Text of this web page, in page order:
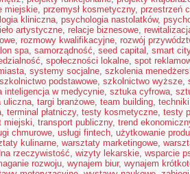
miejskie, przemysł kosmetyczny, przestrzeń
kliniczna, psychologia nastolatków,
artystyczne, relacje biznesowe,
, rozmowy kwalifikacyjne, rozwój
spa, samorządność, seed capital , smart city
, społeczności lokalne, spot
, systemy socjalne, szkolenia
szkolnictwo podstawowe, szkolnictwo wyższe,
inteligencja w medycynie, sztuka cyfrowa,
uliczna, targi branżowe, team building,
, terminal płatniczy, testy kosmetyczne, testy
miejski, transport publiczny, trend
chmurowe, usługi fintech, użytkowanie
kulinarne, warsztaty marketingowe,
rzeczywistość, wizyty lekarskie, wsparcie
rozwoju, wynajem biur, wynajem